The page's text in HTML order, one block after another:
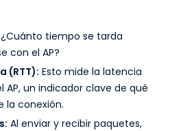
¿Cuánto tiempo se tarda
con el AP?
(RTT): Esto mide la latencia
AP, un indicador clave de qué
la conexión.
Al enviar y recibir paquetes,